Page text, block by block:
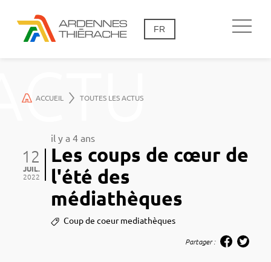
FR
ACCUEIL TOUTES LES ACTUS
Les coups de cœur de
l'été des
médiathèques
il y a 4 ans
12
JUIL.
2022
Coup de coeur mediathèques
Partager :